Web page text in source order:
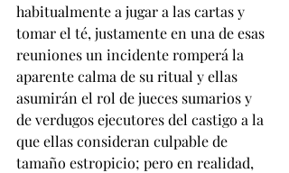
habitualmente a jugar a las cartas y
tomar el té, justamente en una de esas
reuniones un incidente romperá la
aparente calma de su ritual y ellas
asumirán el rol de jueces sumarios y
de verdugos ejecutores del castigo a la
que ellas consideran culpable de
tamaño estropicio; pero en realidad,